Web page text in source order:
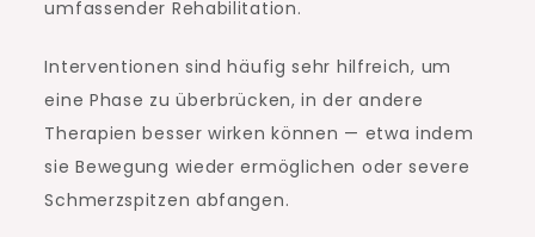
umfassender Rehabilitation.
Interventionen sind häufig sehr hilfreich, um
eine Phase zu überbrücken, in der andere
Therapien besser wirken können — etwa indem
sie Bewegung wieder ermöglichen oder severe
Schmerzspitzen abfangen.